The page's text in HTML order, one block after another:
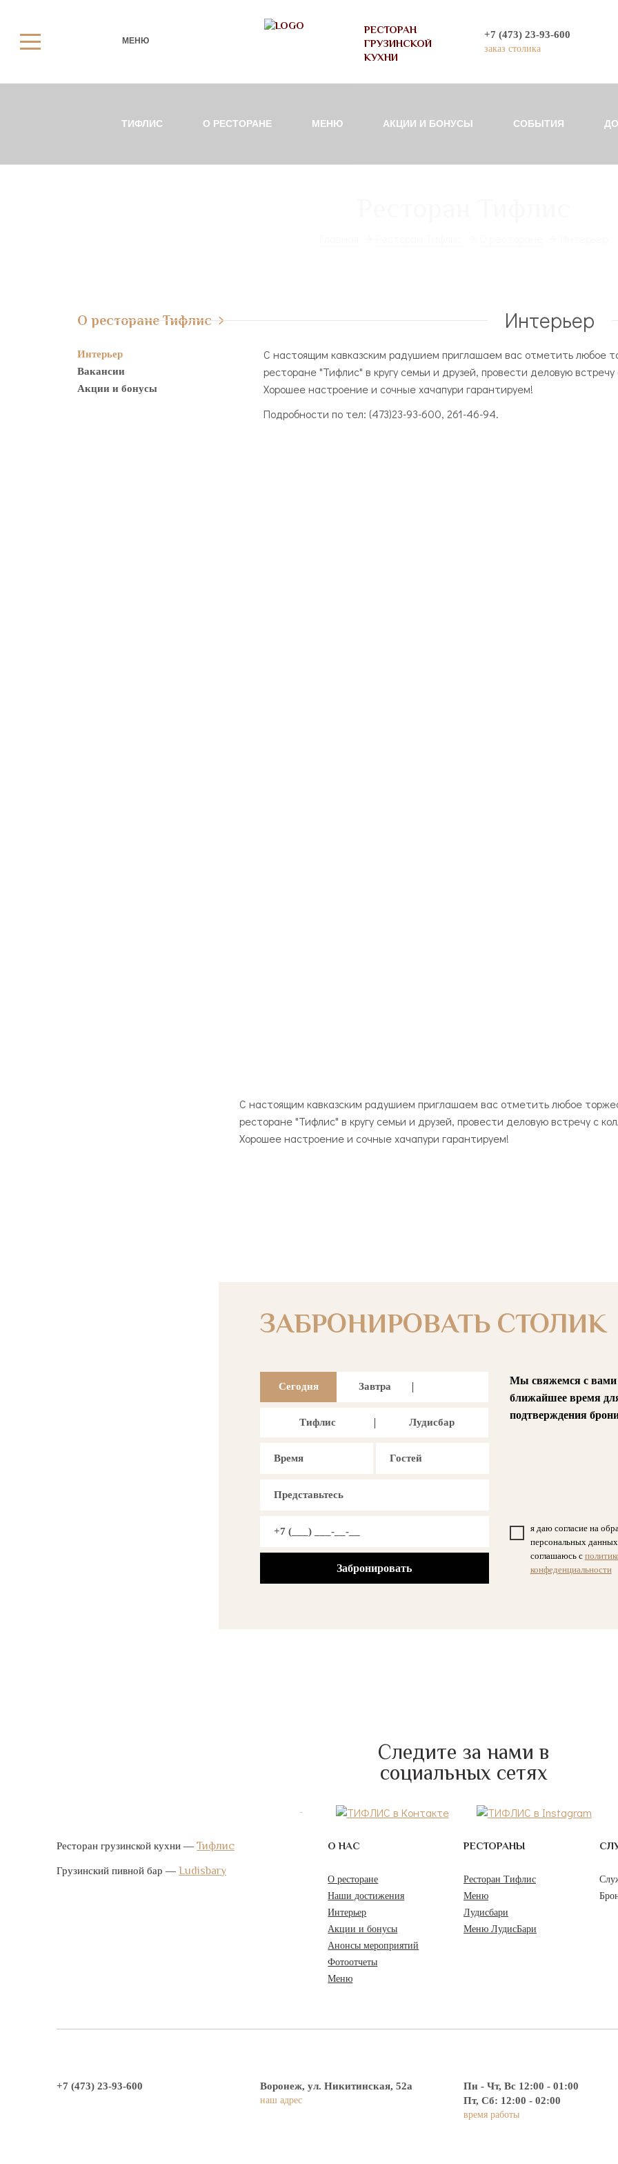
МЕНЮ
РЕСТОРАН
ГРУЗИНСКОЙ
КУХНИ
+7 (473) 23-93-600
заказ столика
ТИФЛИС О РЕСТОРАНЕ МЕНЮ АКЦИИ И БОНУСЫ СОБЫТИЯ
О ресторане Тифлис
Интерьер
Вакансии
Акции и бонусы
Интерьер
C настоящим кавказским радушием приглашаем вас отметить любое
ресторане "Тифлис" в кругу семьи и друзей, провести деловую встречу
Хорошее настроение и сочные хачапури гарантируем!
Подробности по тел: (473)23-93-600, 261-46-94.
C настоящим кавказским радушием приглашаем вас отметить любое
ресторане "Тифлис" в кругу семьи и друзей, провести деловую встречу с
Хорошее настроение и сочные хачапури гарантируем!
ЗАБРОНИРОВАТЬ СТОЛИК
Мы свяжемся с вами
ближайшее время
подтверждения
Сегодня Завтра
Тифлис Лудисбар
Время
я даю согласие на
персональных
соглашаюсь с
конфеденциальности
Следите за нами в
социальных сетях
Ресторан грузинской кухни — Тифлис
Грузинский пивной бар — Ludisbary
О НАС
О ресторане
Наши достижения
Интерьер
Акции и бонусы
Анонсы мероприятий
Фотоотчеты
Меню
РЕСТОРАНЫ
Ресторан Тифлис
Меню
Лудисбари
Меню ЛудисБари
+7 (473) 23-93-600 Воронеж, ул. Никитинская, 52а
наш адрес
Пн - Чт, Вс 12:00 - 01:00
Пт, Сб: 12:00 - 02:00
время работы